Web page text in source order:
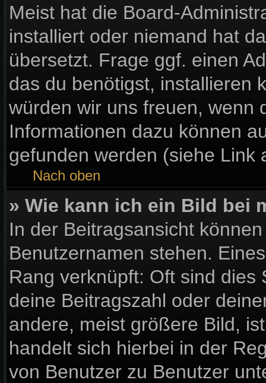
Meist hat die Board-
installiert oder niemand hat
übersetzt. Frage ggf. einen
das du benötigst, installieren
würden wir uns freuen, wenn
Informationen dazu können
gefunden werden (siehe Link
Nach oben
» Wie kann ich ein Bild bei
In der Beitragsansicht
Benutzernamen stehen.
Rang verknüpft: Oft sind
deine Beitragszahl oder
andere, meist größere Bild,
handelt sich hierbei in der
von Benutzer zu Benutzer